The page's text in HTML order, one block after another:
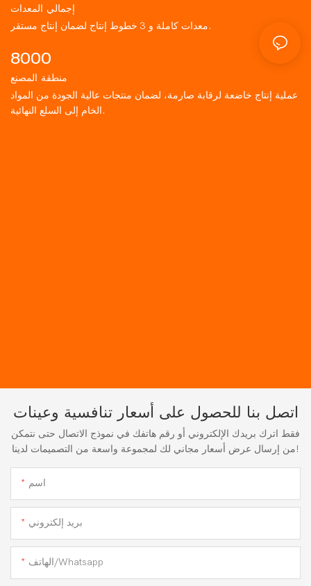
إجمالي المعدات
معدات كاملة و 3 خطوط إنتاج لضمان إنتاج مستقر.
8000
منطقة المصنع
عملية إنتاج خاضعة لرقابة صارمة، لضمان منتجات عالية الجودة من المواد
الخام إلى السلع النهائية.
اتصل بنا للحصول على أسعار تنافسية وعينات
فقط اترك بريدك الإلكتروني أو رقم هاتفك في نموذج الاتصال حتى نتمكن
من إرسال عرض أسعار مجاني لك لمجموعة واسعة من التصميمات لدينا!
اسم
بريد إلكتروني
الهاتف/whatsapp